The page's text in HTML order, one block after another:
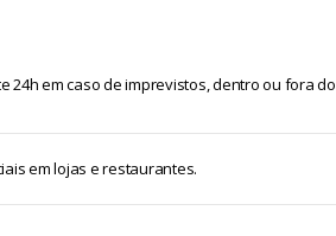
24h em caso de imprevistos, dentro ou fora do
em lojas e restaurantes.